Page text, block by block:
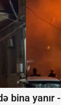
bina yanır -